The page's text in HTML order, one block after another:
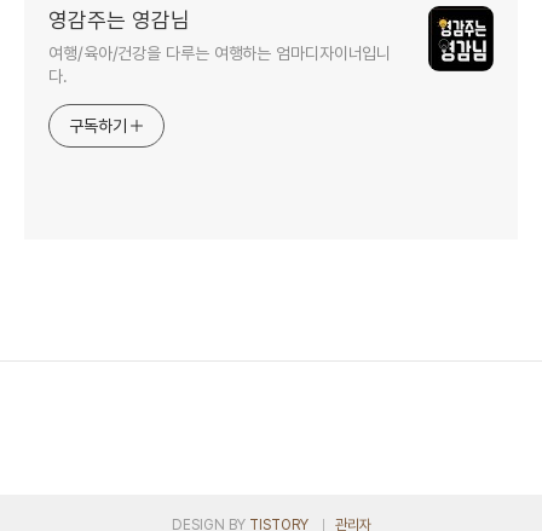
영감주는 영감님
여행/육아/건강을 다루는 여행하는 엄마디자이너입니
다.
구독하기
DESIGN BY TISTORY 관리자